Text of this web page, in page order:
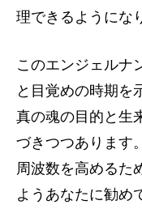
理できるようにな
このエンジェルナ
と目覚めの時期を
真の魂の目的と生
づきつつあります
周波数を高めるた
ようあなたに勧め